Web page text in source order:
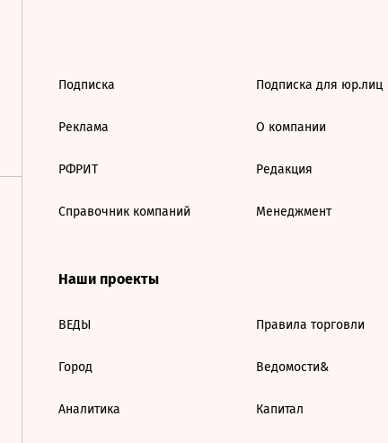
Подписка
Реклама
РФРИТ
Справочник компаний
Подписка для юр.лиц
О компании
Редакция
Менеджмент
Наши проекты
ВЕДЫ
Город
Аналитика
Правила торговли
Ведомости&
Капитал